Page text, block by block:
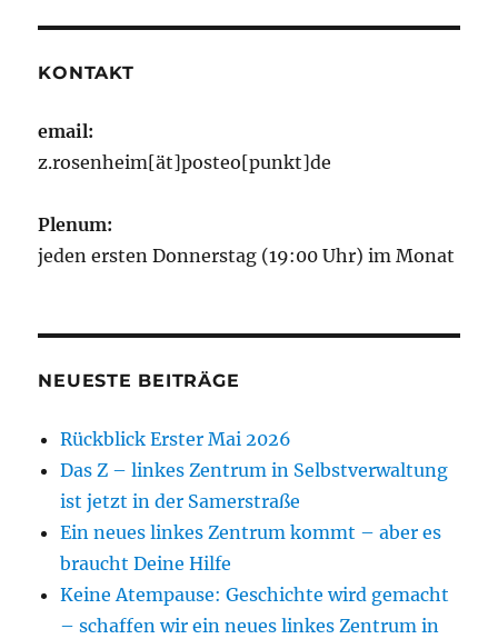
KONTAKT
email:
z.rosenheim[ät]posteo[punkt]de
Plenum:
jeden ersten Donnerstag (19:00 Uhr) im Monat
NEUESTE BEITRÄGE
Rückblick Erster Mai 2026
Das Z – linkes Zentrum in Selbstverwaltung
ist jetzt in der Samerstraße
Ein neues linkes Zentrum kommt – aber es
braucht Deine Hilfe
Keine Atempause: Geschichte wird gemacht
– schaffen wir ein neues linkes Zentrum in